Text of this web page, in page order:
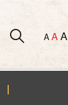
A AA
|